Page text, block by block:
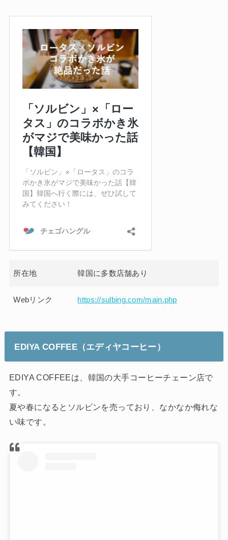
所在地 韓国に多数店舗あり
Webリンク https://sulbing.com/main.php
EDIYA COFFEE（エディヤコーヒー）
EDIYA COFFEEは、韓国の大手コーヒーチェーン店で
す。
夏や春になるとソルビンを売っており、なかなか侮れな
い味です。